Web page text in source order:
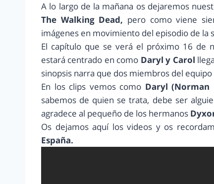
A lo largo de la mañana os dejaremos
The Walking Dead, pero como viene
imágenes en movimiento del episodio de la
El capítulo que se verá el próximo 16 de
estará centrado en como Daryl y Carol
sinopsis narra que dos miembros del
En los clips vemos como Daryl (Norman
sabemos de quien se trata, debe ser
agradece al pequeño de los hermanos
Os dejamos aquí los videos y os
España.